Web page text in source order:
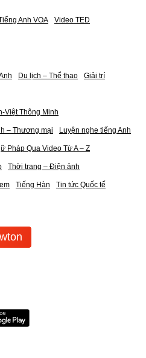
Anh VOA Video TED
Du lịch – Thể thao Giải trí
Việt Thông Minh
– Thương mại Luyện nghe tiếng Anh
Pháp Qua Video Từ A – Z
Thời trang – Điện ảnh
Tiếng Hàn Tin tức Quốc tế